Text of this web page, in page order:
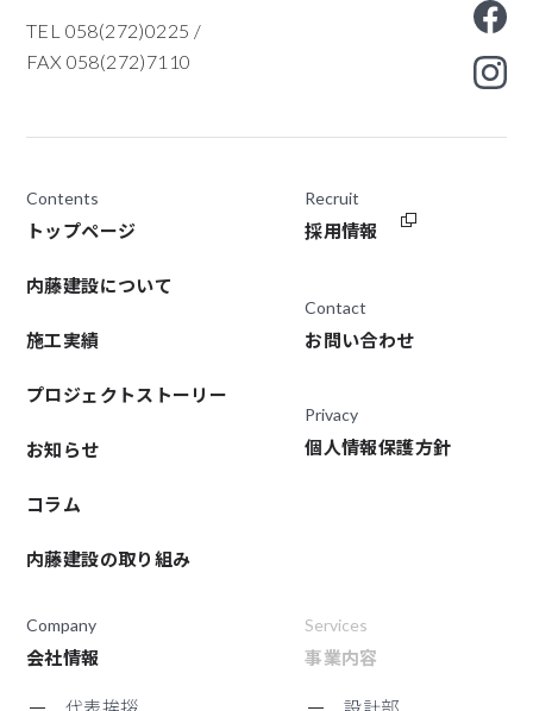
TEL 058(272)0225 /
FAX 058(272)7110
Contents
トップページ
内藤建設について
施工実績
プロジェクトストーリー
お知らせ
コラム
内藤建設の取り組み
Services
事業内容
Company
会社情報
Recruit
採用情報
Contact
お問い合わせ
Privacy
個人情報保護方針